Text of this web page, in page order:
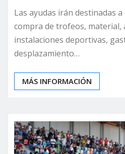
Las ayudas irán destinadas
compra de trofeos, material,
instalaciones deportivas,
desplazamiento…
MÁS INFORMACIÓN